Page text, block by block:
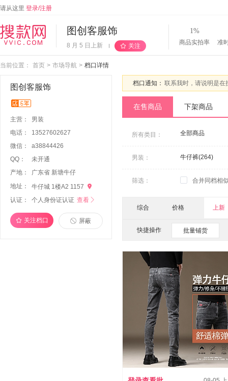
请从这里 登录/注册
图创客服饰
8 月 5 日上新 关注
1%
商品实拍率 准
当前位置： 首页 > 市场导航 > 档口详情
图创客服饰
主营：
男装
电话：
13527602627
微信：
a38844426
QQ：
未开通
产地：
广东省 新塘牛仔
地址：
牛仔城 1楼A2 1157 
认证： 个人身份证认证 查看
关注档口 屏蔽
档口通知： 联系我时，请说明是在
在售商品 下架商品
所有类目： 全部商品
男装： 牛仔裤(264)
筛选： 合并同档相
综合 价格 上新
快捷操作 批量铺货